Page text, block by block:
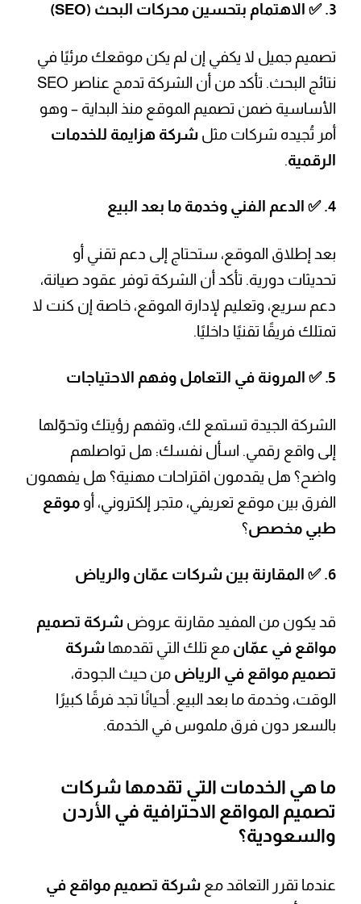
3. ✅ الاهتمام بتحسين محركات البحث (SEO)
تصميم جميل لا يكفي إن لم يكن موقعك مرئيًا في
نتائج البحث. تأكد من أن الشركة تدمج عناصر SEO
الأساسية ضمن تصميم الموقع منذ البداية – وهو
أمر تُجيده شركات مثلشركة هزايمة للخدمات
الرقمية.
4. ✅ الدعم الفني وخدمة ما بعد البيع
بعد إطلاق الموقع، ستحتاج إلى دعم تقني أو
تحديثات دورية. تأكد أن الشركة توفر عقود صيانة،
دعم سريع، وتعليم لإدارة الموقع، خاصة إن كنت لا
تمتلك فريقًا تقنيًا داخليًا.
5. ✅ المرونة في التعامل وفهم الاحتياجات
الشركة الجيدة تستمع لك، وتفهم رؤيتك وتحوّلها
إلى واقع رقمي. اسأل نفسك: هل تواصلهم
واضح؟ هل يقدمون اقتراحات مهنية؟ هل يفهمون
الفرق بين موقع تعريفي، متجر إلكتروني، أوموقع
طبي مخصص؟
6. ✅ المقارنة بين شركات عمّان والرياض
قد يكون من المفيد مقارنة عروضشركة تصميم
مواقع في عمّان مع تلك التي تقدمهاشركة
تصميم مواقع في الرياض من حيث الجودة،
الوقت، وخدمة ما بعد البيع. أحيانًا تجد فرقًا كبيرًا
بالسعر دون فرق ملموس في الخدمة.
ما هي الخدمات التي تقدمها شركات
تصميم المواقع الاحترافية في الأردن
والسعودية؟
عندما تقرر التعاقد معشركة تصميم مواقع في